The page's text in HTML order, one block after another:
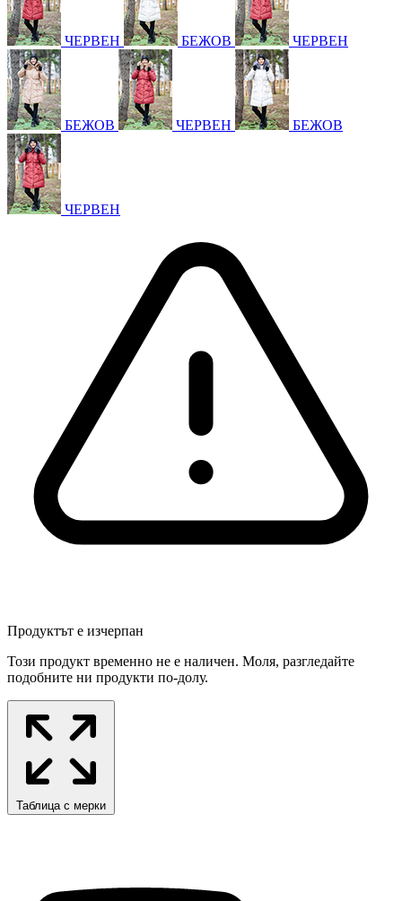
ЧЕРВЕН БЕЖОВ ЧЕРВЕН
БЕЖОВ ЧЕРВЕН БЕЖОВ
ЧЕРВЕН
Продуктът е изчерпан
Този продукт временно не е наличен. Моля, разгледайте
подобните ни продукти по-долу.
Таблица с мерки